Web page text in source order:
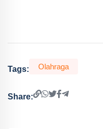
Tags: Olahraga
Share: